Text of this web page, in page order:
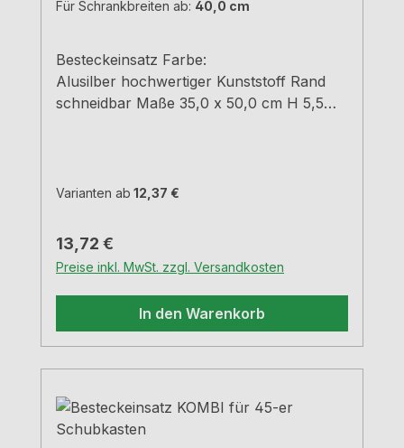
Für Schrankbreiten ab: 40,0 cm
Besteckeinsatz Farbe:
Alusilber hochwertiger Kunststoff Rand
schneidbar Maße 35,0 x 50,0 cm H 5,5
Varianten ab 12,37 €
Regulärer Preis:
13,72 €
Preise inkl. MwSt. zzgl. Versandkosten
In den Warenkorb